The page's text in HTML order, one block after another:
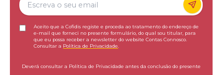
Aceito que a Cofidis registe e proceda ao tratamento do endereço de
e-mail que forneci no presente formulário, do qual sou titular, para
que eu possa receber a newsletter do website Contas Connosco.
Consultar a Política de Privacidade
Deverá consultar a Política de Privacidade antes da conclusão do presente